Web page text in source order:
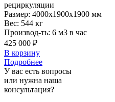
рециркуляции
Размер: 4000x1900x1900 мм
Вес: 544 кг
Производ-ть: 6 м3 в час
425 000 ₽
В корзину
Подробнее
У вас есть вопросы
или нужна наша
консультация?